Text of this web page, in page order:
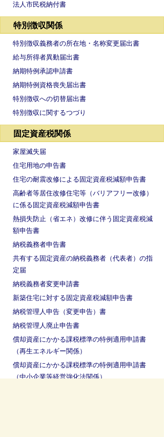
法人市民税納付書
特別徴収関係
特別徴収義務者の所在地・名称変更届出書
給与所得者異動届出書
納期特例承認申請書
納期特例資格喪失届出書
特別徴収への切替届出書
特別徴収に関するつづり
固定資産税関係
家屋滅失届
住宅用地の申告書
住宅の耐震改修による固定資産税減額申告書
高齢者等居住改修住宅等（バリアフリー改修）
に係る固定資産税減額申告書
熱損失防止（省エネ）改修に伴う固定資産税減
額申告書
納税義務者申告書
共有する固定資産の納税義務者（代表者）の指
定届
納税義務者変更申請書
新築住宅に対する固定資産税減額申告書
納税管理人申告（変更申告）書
納税管理人廃止申告書
償却資産にかかる課税標準の特例適用申請書
（再生エネルギー関係）
償却資産にかかる課税標準の特例適用申請書
（中小企業等経営強化法関係）